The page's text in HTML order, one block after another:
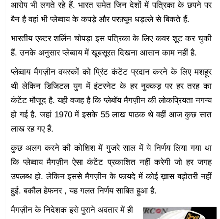
आरोप भी लगते रहे हैं. भारत समेत जिन देशों में पत्रिका के छपने पर
बैन है वहां भी प्लेब्वाय के कपड़े और परफ़्यूम धड़ल्ले से बिकते हैं.
भारतीय एक्टर शर्लिन चोपड़ा इस पत्रिका के लिए कवर शूट कर चुकी
हैं. उनके अनुसार प्लेब्वाय में खूबसूरत दिखना आसान काम नहीं है.
प्लेब्वाय मैगज़ीन वयस्कों को प्रिंट कंटेंट प्रदान करने के लिए मशहूर
थी लेकिन डिजिटल युग में इंटरनेट के हर नुक्कड़ पर हर तरह का
कंटेंट मौजूद है. यही वजह है कि प्लेबॉय मैगज़ीन की लोकप्रियता नगन्य
हो गई है. जहां 1970 में इसके 55 लाख पाठक थे वहीं आज कुछ सात
लाख रह गए हैं.
कुछ अलग करने की कोशिश में गुजरे साल में ये निर्णय लिया गया था
कि प्लेब्वाय मैगज़ीन ऐसा कंटेंट प्रकाशित नहीं करेगी जो हर जगह
उपलब्ध हो. लेकिन इससे मैगज़ीन के फायदे में कोई ख़ास बढ़ोतरी नहीं
हुई. बकौल हेफनर , यह गलत निर्णय साबित हुआ है.
मैगज़ीन के निदेशक इसे पुराने अवतार में ही